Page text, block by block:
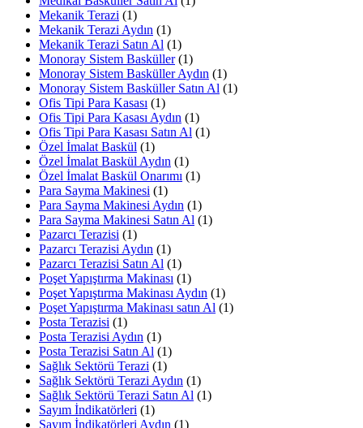
Mekanik Terazi (1)
Mekanik Terazi Aydın (1)
Mekanik Terazi Satın Al (1)
Monoray Sistem Basküller (1)
Monoray Sistem Basküller Aydın (1)
Monoray Sistem Basküller Satın Al (1)
Ofis Tipi Para Kasası (1)
Ofis Tipi Para Kasası Aydın (1)
Ofis Tipi Para Kasası Satın Al (1)
Özel İmalat Baskül (1)
Özel İmalat Baskül Aydın (1)
Özel İmalat Baskül Onarımı (1)
Para Sayma Makinesi (1)
Para Sayma Makinesi Aydın (1)
Para Sayma Makinesi Satın Al (1)
Pazarcı Terazisi (1)
Pazarcı Terazisi Aydın (1)
Pazarcı Terazisi Satın Al (1)
Poşet Yapıştırma Makinası (1)
Poşet Yapıştırma Makinası Aydın (1)
Poşet Yapıştırma Makinası satın Al (1)
Posta Terazisi (1)
Posta Terazisi Aydın (1)
Posta Terazisi Satın Al (1)
Sağlık Sektörü Terazi (1)
Sağlık Sektörü Terazi Aydın (1)
Sağlık Sektörü Terazi Satın Al (1)
Sayım İndikatörleri (1)
Sayım İndikatörleri Aydın (1)